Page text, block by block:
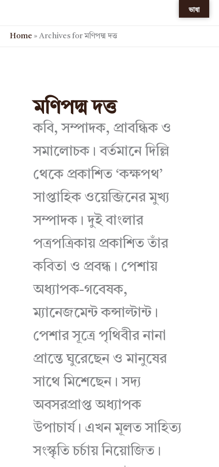
content
Home »Archives for মণিপদ্ম দত্ত
মণিপদ্ম দত্ত
কবি, সম্পাদক, প্রাবন্ধিক ও
সমালোচক। বর্তমানে দিল্লি
থেকে প্রকাশিত ‘কক্ষপথ’
সাপ্তাহিক ওয়েব্জিনের মুখ্য
সম্পাদক। দুই বাংলার
পত্রপত্রিকায় প্রকাশিত তাঁর
কবিতা ও প্রবন্ধ। পেশায়
অধ্যাপক-গবেষক,
ম্যানেজমেন্ট কন্সাল্টান্ট।
পেশার সূত্রে পৃথিবীর নানা
প্রান্তে ঘুরেছেন ও মানুষের
সাথে মিশেছেন। সদ্য
অবসরপ্রাপ্ত অধ্যাপক
উপাচার্য। এখন মূলত সাহিত্য
সংস্কৃতি চর্চায় নিয়োজিত।
ভাষা